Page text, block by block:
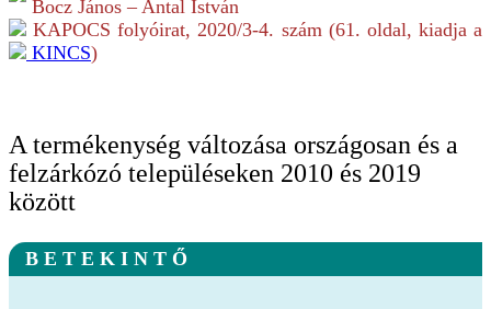
Bocz János – Antal István
KAPOCS folyóirat,2020/3-4. szám (61. oldal, kiadja a
KINCS)
A termékenység változása országosan és a
felzárkózó településeken 2010 és 2019
között
B E T E K I N T Ő